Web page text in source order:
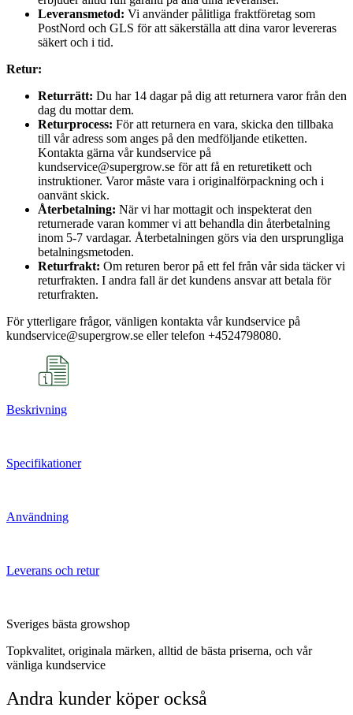
Leveransmetod: Vi använder pålitliga fraktföretag som
PostNord och GLS för att säkerställa att dina varor levereras
säkert och i tid.
Retur:
Returrätt: Du har 14 dagar på dig att returnera varor från den
dag du mottar dem.
Returprocess: För att returnera en vara, skicka den tillbaka
till vår adress som anges på den medföljande etiketten.
Kontakta gärna vår kundservice på
kundservice@supergrow.se för att få en returetikett och
instruktioner. Varor måste vara i originalförpackning och i
oanvänt skick.
Återbetalning: När vi har mottagit och inspekterat den
returnerade varan kommer vi att behandla din återbetalning
inom 5-7 vardagar. Återbetalningen görs via den ursprungliga
betalningsmetoden.
Returfrakt: Om returen beror på ett fel från vår sida täcker vi
returfrakten. I andra fall är det kundens ansvar att betala för
returfrakten.
För ytterligare frågor, vänligen kontakta vår kundservice på
kundservice@supergrow.se eller telefon +4524798080.
Beskrivning
Specifikationer
Användning
Leverans och retur
Sveriges bästa growshop
Topkvalitet, originala märken, alltid de bästa priserna, och vår
vänliga kundservice
Andra kunder köper också